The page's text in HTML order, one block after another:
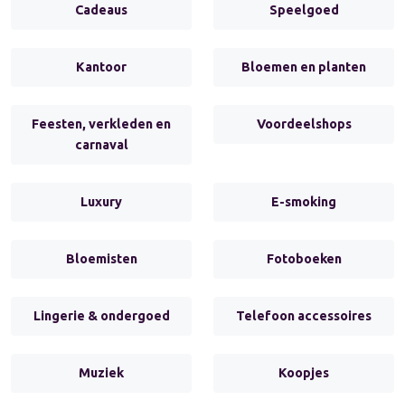
Cadeaus Speelgoed
Kantoor Bloemen en planten
Feesten, verkleden en
carnaval
Voordeelshops
Luxury E-smoking
Bloemisten Fotoboeken
Lingerie & ondergoed Telefoon accessoires
Muziek Koopjes